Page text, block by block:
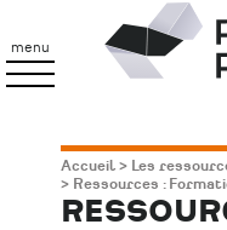
contenu
principal
menu
Patrimoine
Fil
d'Ariane
Accueil
Les
Ressources :